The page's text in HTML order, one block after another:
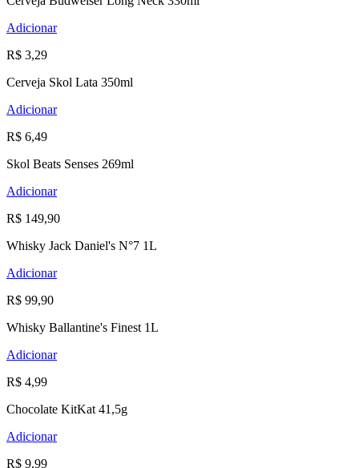
Adicionar
R$ 3,29
Cerveja Skol Lata 350ml
Adicionar
R$ 6,49
Skol Beats Senses 269ml
Adicionar
R$ 149,90
Whisky Jack Daniel's N°7 1L
Adicionar
R$ 99,90
Whisky Ballantine's Finest 1L
Adicionar
R$ 4,99
Chocolate KitKat 41,5g
Adicionar
R$ 9,99